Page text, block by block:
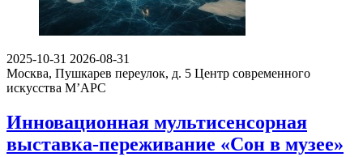
2025-10-31 2026-08-31
Москва, Пушкарев переулок, д. 5 Центр современного
искусства М’АРС
Инновационная мультисенсорная
выставка-переживание «Сон в музее»